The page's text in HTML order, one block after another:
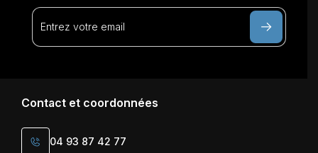
Contact et coordonnées
04 93 87 42 77